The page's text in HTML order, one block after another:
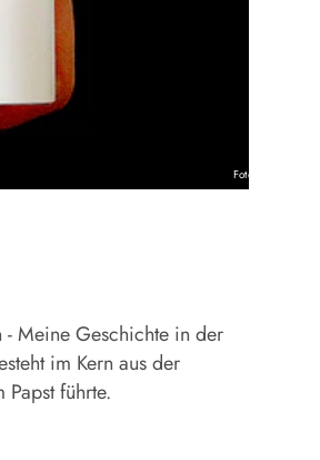
Foto: KNA
Meine Geschichte in der
im Kern aus der
führte.